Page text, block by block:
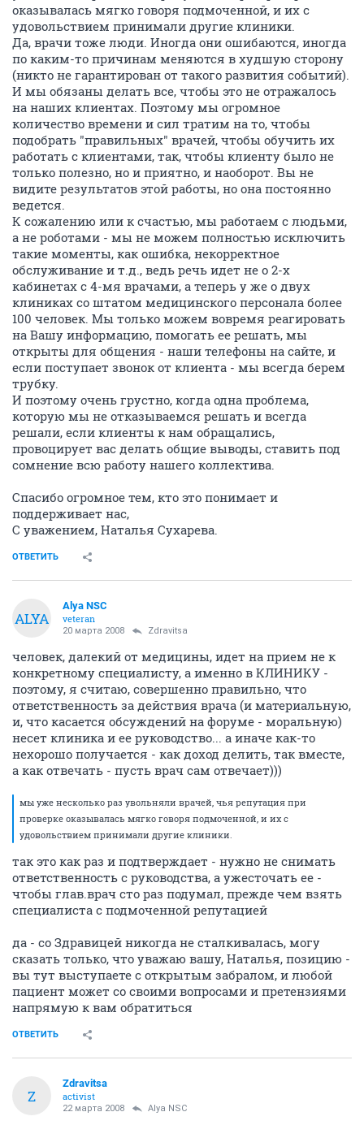
оказывалась мягко говоря подмоченной, и их с
удовольствием принимали другие клиники.
Да, врачи тоже люди. Иногда они ошибаются, иногда
по каким-то причинам меняются в худшую сторону
(никто не гарантирован от такого развития событий).
И мы обязаны делать все, чтобы это не отражалось
на наших клиентах. Поэтому мы огромное
количество времени и сил тратим на то, чтобы
подобрать "правильных" врачей, чтобы обучить их
работать с клиентами, так, чтобы клиенту было не
только полезно, но и приятно, и наоборот. Вы не
видите результатов этой работы, но она постоянно
ведется.
К сожалению или к счастью, мы работаем с людьми,
а не роботами - мы не можем полностью исключить
такие моменты, как ошибка, некорректное
обслуживание и т.д., ведь речь идет не о 2-х
кабинетах с 4-мя врачами, а теперь у же о двух
клиниках со штатом медицинского персонала более
100 человек. Мы только можем вовремя реагировать
на Вашу информацию, помогать ее решать, мы
открыты для общения - наши телефоны на сайте, и
если поступает звонок от клиента - мы всегда берем
трубку.
И поэтому очень грустно, когда одна проблема,
которую мы не отказываемся решать и всегда
решали, если клиенты к нам обращались,
провоцирует вас делать общие выводы, ставить под
сомнение всю работу нашего коллектива.
Спасибо огромное тем, кто это понимает и
поддерживает нас,
С уважением, Наталья Сухарева.
ОТВЕТИТЬ
ALYA
Alya NSC
veteran
20 марта 2008 Zdravitsa
человек, далекий от медицины, идет на прием не к
конкретному специалисту, а именно в КЛИНИКУ -
поэтому, я считаю, совершенно правильно, что
ответственность за действия врача (и материальную,
и, что касается обсуждений на форуме - моральную)
несет клиника и ее руководство... а иначе как-то
нехорошо получается - как доход делить, так вместе,
а как отвечать - пусть врач сам отвечает)))
мы уже несколько раз увольняли врачей, чья репутация при
проверке оказывалась мягко говоря подмоченной, и их с
удовольствием принимали другие клиники.
так это как раз и подтверждает - нужно не снимать
ответственность с руководства, а ужесточать ее -
чтобы глав.врач сто раз подумал, прежде чем взять
специалиста с подмоченной репутацией
да - со Здравицей никогда не сталкивалась, могу
сказать только, что уважаю вашу, Наталья, позицию -
вы тут выступаете с открытым забралом, и любой
пациент может со своими вопросами и претензиями
напрямую к вам обратиться
ОТВЕТИТЬ
Z
Zdravitsa
activist
22 марта 2008 Alya NSC